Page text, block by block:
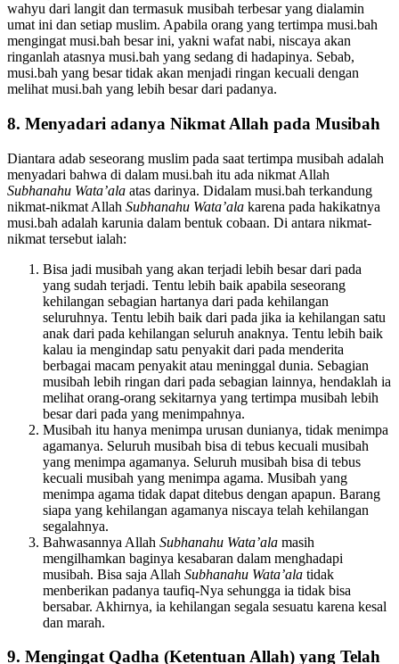
Wafatnya Rasulullahshollahualaihi Wasallamberarti terputusnya
wahyu dari langit dan termasuk musibah terbesar yang dialamin
umat ini dan setiap muslim. Apabila orang yang tertimpa musi.bah
mengingat musi.bah besar ini, yakni wafat nabi, niscaya akan
ringanlah atasnya musi.bah yang sedang di hadapinya. Sebab,
musi.bah yang besar tidak akan menjadi ringan kecuali dengan
8. Menyadari adanya Nikmat Allah pada Musibah
Diantara adab seseorang muslim pada saat tertimpa musibah adalah
menyadari bahwa di dalam musi.bah itu ada nikmat Allah
Subhanahu Wata’ala atas darinya. Didalam musi.bah terkandung
nikmat-nikmat AllahSubhanahu Wata’alakarena pada hakikatnya
musi.bah adalah karunia dalam bentuk cobaan. Di antara nikmat-
Bisa jadi musibah yang akan terjadi lebih besar dari pada
yang sudah terjadi. Tentu lebih baik apabila seseorang
kehilangan sebagian hartanya dari pada kehilangan
seluruhnya. Tentu lebih baik dari pada jika ia kehilangan satu
anak dari pada kehilangan seluruh anaknya. Tentu lebih baik
kalau ia mengindap satu penyakit dari pada menderita
berbagai macam penyakit atau meninggal dunia. Sebagian
musibah lebih ringan dari pada sebagian lainnya, hendaklah ia
melihat orang-orang sekitarnya yang tertimpa musibah lebih
besar dari pada yang menimpahnya.
Musibah itu hanya menimpa urusan dunianya, tidak menimpa
agamanya. Seluruh musibah bisa di tebus kecuali musibah
yang menimpa agamanya. Seluruh musibah bisa di tebus
kecuali musibah yang menimpa agama. Musibah yang
menimpa agama tidak dapat ditebus dengan apapun. Barang
siapa yang kehilangan agamanya niscaya telah kehilangan
segalahnya.
Bahwasannya AllahSubhanahu Wata’alamasih
mengilhamkan baginya kesabaran dalam menghadapi
musibah. Bisa saja AllahSubhanahu Wata’alatidak
menberikan padanya taufiq-Nya sehungga ia tidak bisa
bersabar. Akhirnya, ia kehilangan segala sesuatu karena kesal